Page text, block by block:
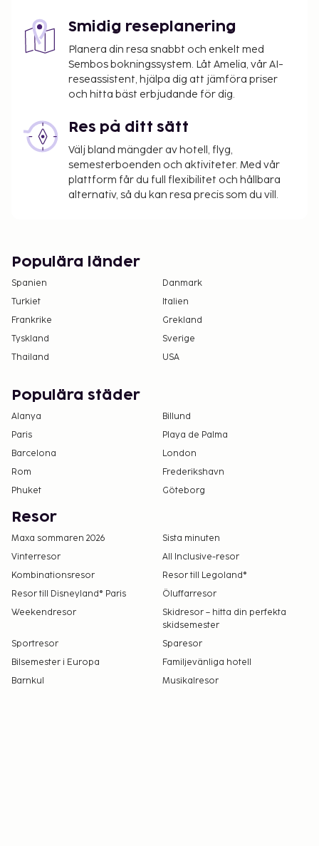
Smidig reseplanering
Planera din resa snabbt och enkelt med
Sembos bokningssystem. Låt Amelia, vår AI-
reseassistent, hjälpa dig att jämföra priser
och hitta bäst erbjudande för dig.
Res på ditt sätt
Välj bland mängder av hotell, flyg,
semesterboenden och aktiviteter. Med vår
plattform får du full flexibilitet och hållbara
alternativ, så du kan resa precis som du vill.
Populära länder
Spanien
Danmark
Turkiet
Italien
Frankrike
Grekland
Tyskland
Sverige
Thailand
USA
Populära städer
Alanya
Billund
Paris
Playa de Palma
Barcelona
London
Rom
Frederikshavn
Phuket
Göteborg
Resor
Maxa sommaren 2026
Sista minuten
Vinterresor
All Inclusive-resor
Kombinationsresor
Resor till Legoland®
Resor till Disneyland® Paris
Öluffarresor
Weekendresor
Skidresor – hitta din perfekta
skidsemester
Sportresor
Sparesor
Bilsemester i Europa
Familjevänliga hotell
Barnkul
Musikalresor